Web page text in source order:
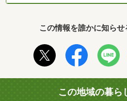
この情報を誰かに知ら
この地域の暮ら